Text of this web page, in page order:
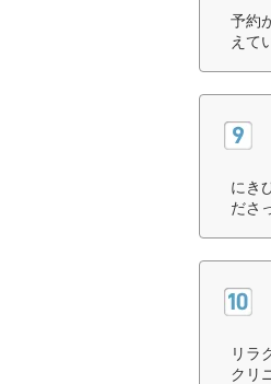
予約
えて
にき
ださ
リラ
クリ